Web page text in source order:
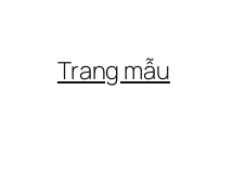
Trang mẫu